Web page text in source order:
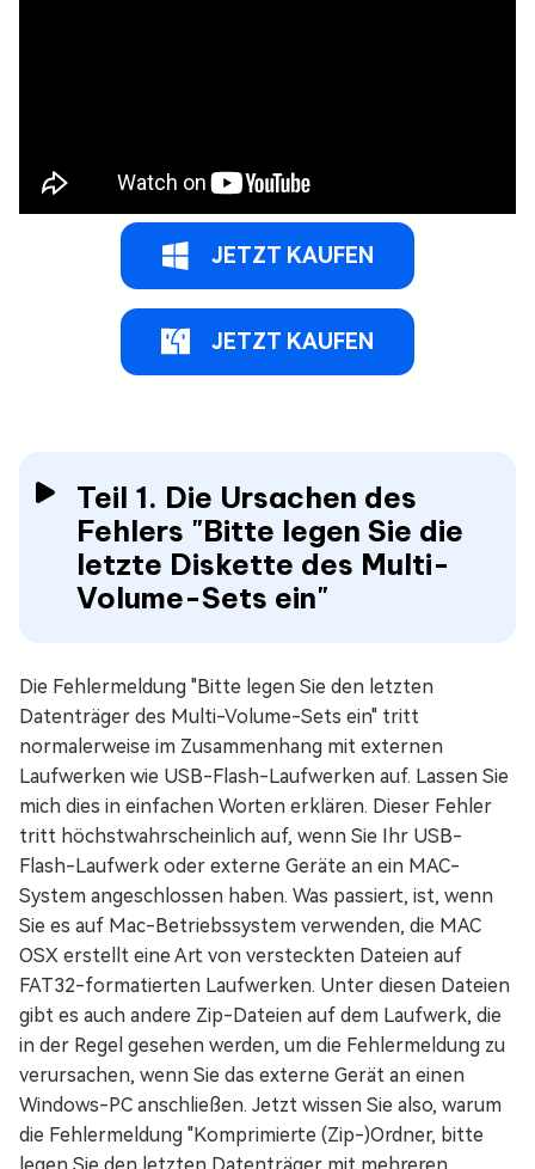
JETZT KAUFEN
JETZT KAUFEN
Teil 1. Die Ursachen des
Fehlers "Bitte legen Sie die
letzte Diskette des Multi-
Volume-Sets ein"
Die Fehlermeldung "Bitte legen Sie den letzten
Datenträger des Multi-Volume-Sets ein" tritt
normalerweise im Zusammenhang mit externen
Laufwerken wie USB-Flash-Laufwerken auf. Lassen Sie
mich dies in einfachen Worten erklären. Dieser Fehler
tritt höchstwahrscheinlich auf, wenn Sie Ihr USB-
Flash-Laufwerk oder externe Geräte an ein MAC-
System angeschlossen haben. Was passiert, ist, wenn
Sie es auf Mac-Betriebssystem verwenden, die MAC
OSX erstellt eine Art von versteckten Dateien auf
FAT32-formatierten Laufwerken. Unter diesen Dateien
gibt es auch andere Zip-Dateien auf dem Laufwerk, die
in der Regel gesehen werden, um die Fehlermeldung zu
verursachen, wenn Sie das externe Gerät an einen
Windows-PC anschließen. Jetzt wissen Sie also, warum
die Fehlermeldung "Komprimierte (Zip-)Ordner, bitte